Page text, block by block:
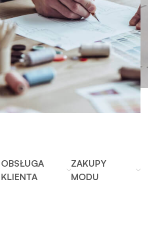
OBSŁUGA
KLIENTA
ZAKUPY
MODU